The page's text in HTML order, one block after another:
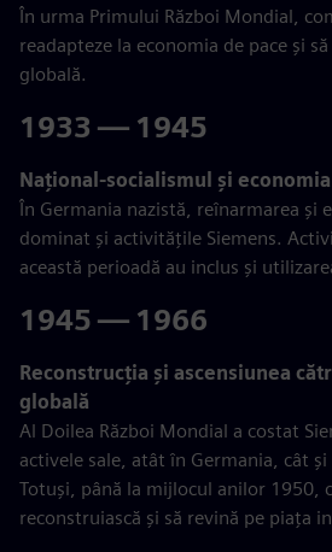
În urma Primului Război Mondial,
readapteze la economia de pace și
globală.
1933 — 1945
Naţional-socialismul şi
În Germania nazistă, reînarmarea și
dominat și activitățile Siemens.
această perioadă au inclus și
1945 — 1966
Reconstrucția și ascensiunea
globală
Al Doilea Război Mondial a costat
activele sale, atât în Germania, cât
Totuși, până la mijlocul anilor 1950,
reconstruiască și să revină pe piața